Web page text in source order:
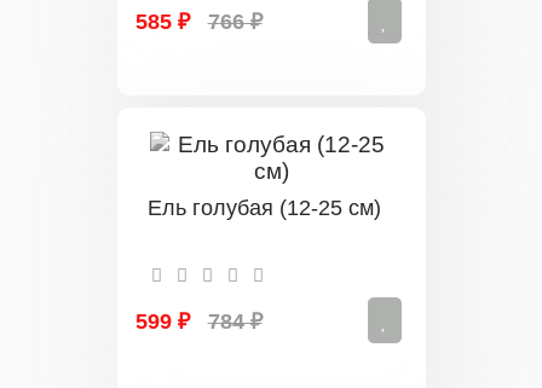
585 ₽ 766 ₽
Ель голубая (12-25 см)
599 ₽ 784 ₽